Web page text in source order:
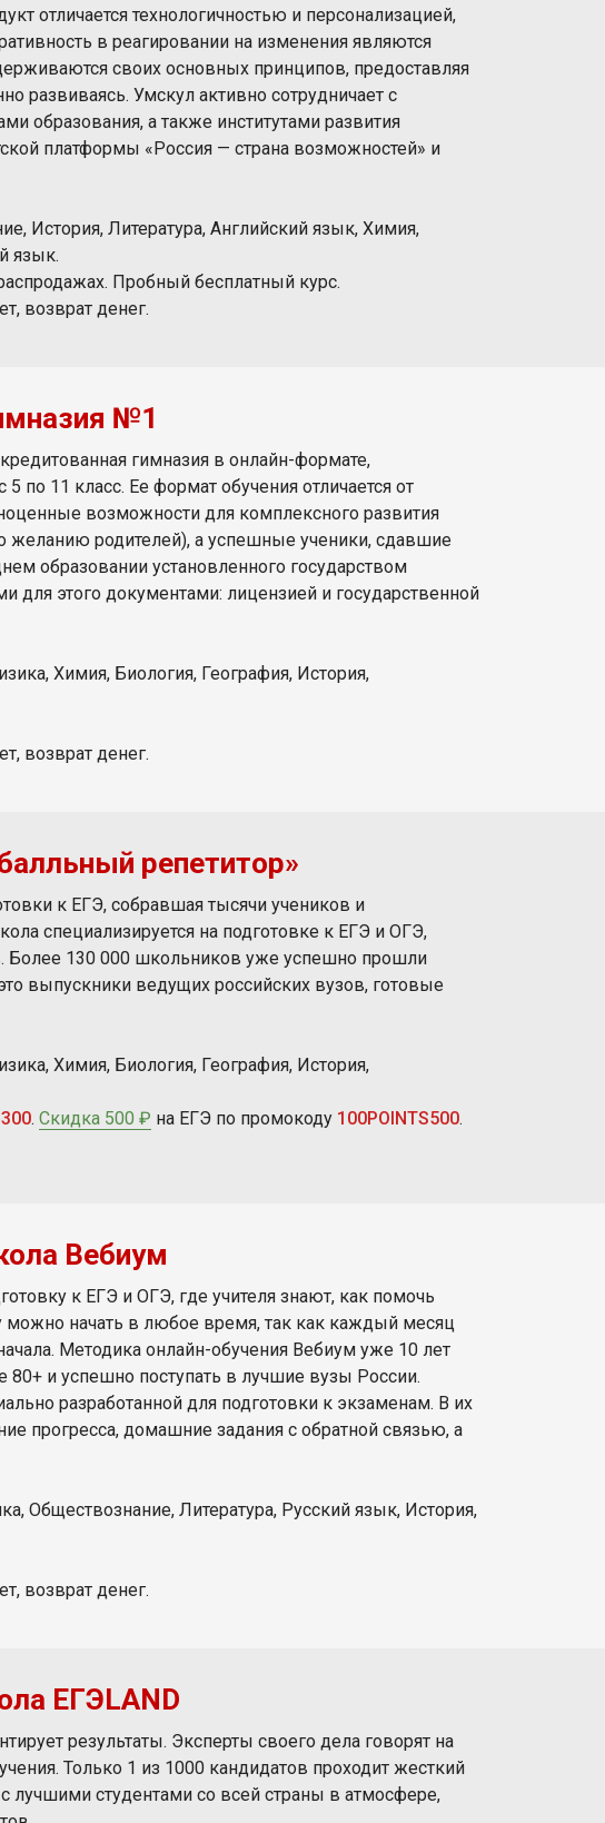
отличается технологичностью и персонализацией,
в реагировании на изменения являются
своих основных принципов, предоставляя
развиваясь. Умскул активно сотрудничает с
образования, а также институтами развития
платформы «Россия — страна возможностей» и
История, Литература, Английский язык, Химия,
язык.
Пробный бесплатный курс.
возврат денег.
№1
гимназия в онлайн-формате,
по 11 класс. Ее формат обучения отличается от
возможности для комплексного развития
желанию родителей), а успешные ученики, сдавшие
образовании установленного государством
этого документами: лицензией и государственной
Химия, Биология, География, История,
возврат денег.
репетитор»
к ЕГЭ, собравшая тысячи учеников и
специализируется на подготовке к ЕГЭ и ОГЭ,
Более 130 000 школьников уже успешно прошли
выпускники ведущих российских вузов, готовые
Химия, Биология, География, История,
. Скидка 500 ₽ на ЕГЭ по промокоду 100POINTS500.
Вебиум
к ЕГЭ и ОГЭ, где учителя знают, как помочь
можно начать в любое время, так как каждый месяц
Методика онлайн-обучения Вебиум уже 10 лет
80+ и успешно поступать в лучшие вузы России.
разработанной для подготовки к экзаменам. В их
прогресса, домашние задания с обратной связью, а
Обществознание, Литература, Русский язык, История,
возврат денег.
​ЕГЭLAND
результаты. Эксперты своего дела говорят на
Только 1 из 1000 кандидатов проходит жесткий
лучшими студентами со всей страны в атмосфере,